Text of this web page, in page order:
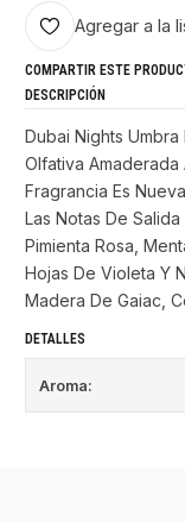
Agregar a la
COMPARTIR ESTE
DESCRIPCIÓN
Dubai Nights Umbra
Olfativa Amaderada
Fragrancia Es
Las Notas De
Pimienta Rosa,
Hojas De Violeta Y
Madera De Gaiac,
DETALLES
Aroma: